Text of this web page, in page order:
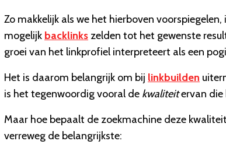
Zo makkelijk als we het hierboven
mogelijk backlinks zelden tot het gewenste
groei van het linkprofiel interpreteert als een
Het is daarom belangrijk om bij linkbuilden
is het tegenwoordig vooral de kwaliteitervan die
Maar hoe bepaalt de zoekmachine deze
verreweg de belangrijkste: